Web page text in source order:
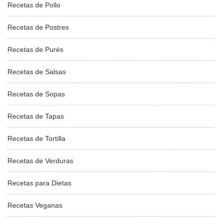
Recetas de Pollo
Recetas de Postres
Recetas de Purés
Recetas de Salsas
Recetas de Sopas
Recetas de Tapas
Recetas de Tortilla
Recetas de Verduras
Recetas para Dietas
Recetas Veganas